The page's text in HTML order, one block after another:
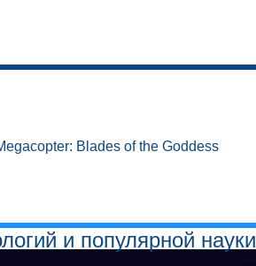
Blades of the Goddess
и популярной науки